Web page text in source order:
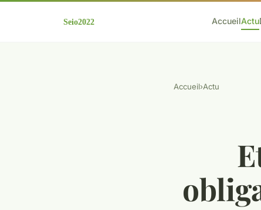
AccueilActu
Accueil›Actu